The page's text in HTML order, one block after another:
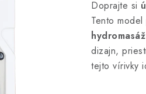
Doprajte si
Tento model
dizajn,
tejto vírivky